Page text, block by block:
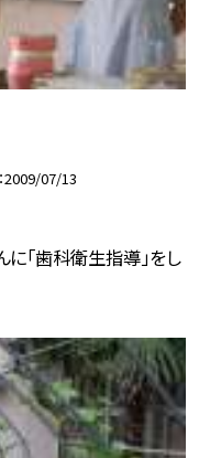
2009/07/13
「歯科衛生指導」をし